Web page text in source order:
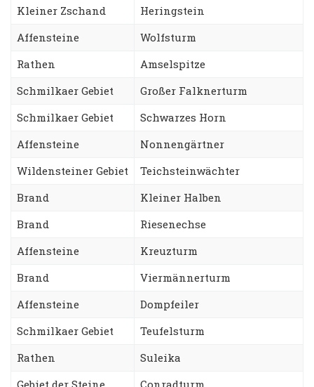
Kleiner Zschand
Heringstein
Affensteine
Wolfsturm
Rathen
Amselspitze
Schmilkaer Gebiet
Großer Falknerturm
Schmilkaer Gebiet
Schwarzes Horn
Affensteine
Nonnengärtner
Wildensteiner Gebiet
Teichsteinwächter
Brand
Kleiner Halben
Brand
Riesenechse
Affensteine
Kreuzturm
Brand
Viermännerturm
Affensteine
Dompfeiler
Schmilkaer Gebiet
Teufelsturm
Rathen
Suleika
Gebiet der Steine
Conradturm